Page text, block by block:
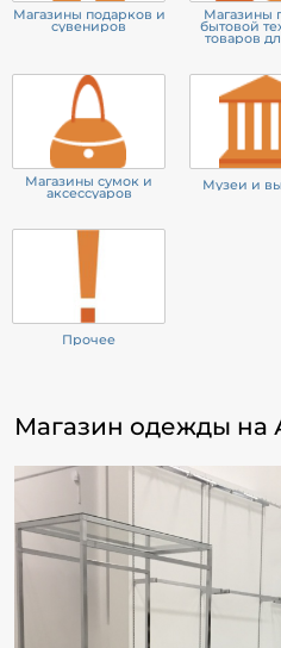
Магазины подарков и
сувениров
Магазины
бытовой
товаров
Магазины сумок и
аксессуаров Музеи и
Прочее
Магазин одежды на